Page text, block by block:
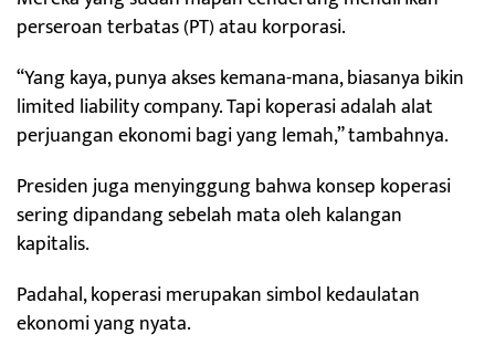
perseroan terbatas (PT) atau korporasi.
“Yang kaya, punya akses kemana-mana, biasanya bikin
limited liability company. Tapi koperasi adalah alat
perjuangan ekonomi bagi yang lemah,” tambahnya.
Presiden juga menyinggung bahwa konsep koperasi
sering dipandang sebelah mata oleh kalangan
kapitalis.
Padahal, koperasi merupakan simbol kedaulatan
ekonomi yang nyata.